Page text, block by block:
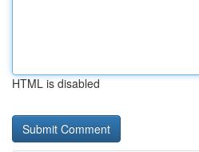
HTML is disabled